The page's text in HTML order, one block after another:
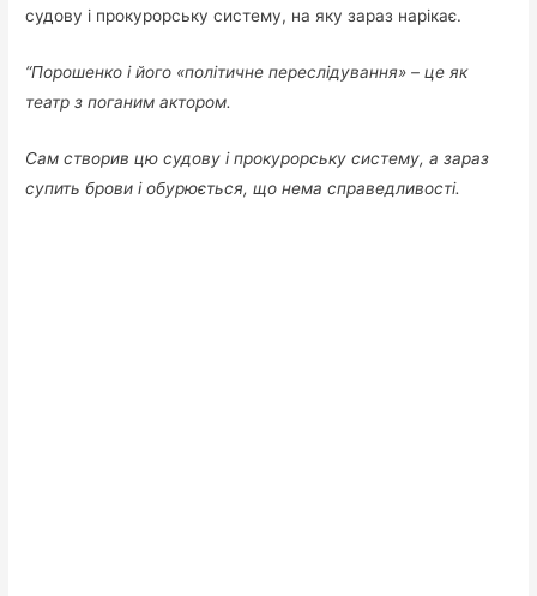
судову і прокурорську систему, на яку зараз нарікає.
“Порошенко і його «політичне переслідування» – це як
театр з поганим актором.
Сам створив цю судову і прокурорську систему, а зараз
супить брови і обурюється, що нема справедливості.